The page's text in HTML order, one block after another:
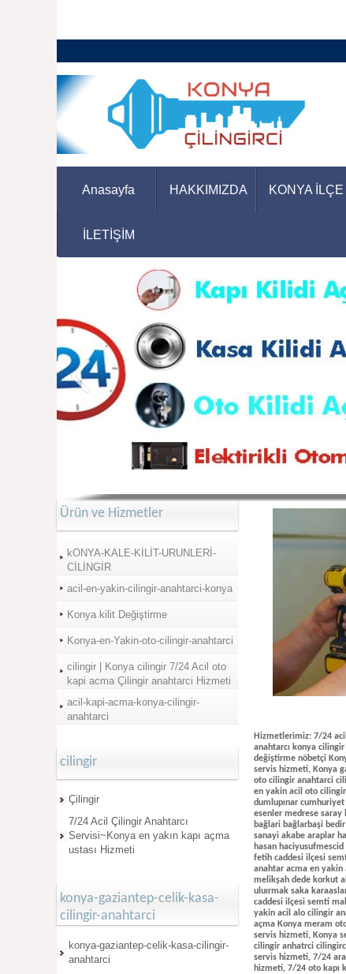
Anasayfa HAKKIMIZDA KONYA
İLETİŞİM
Ürün ve Hizmetler
kONYA-KALE-KİLİT-URUNLERİ-
CİLİNGİR
acil-en-yakin-cilingir-anahtarci-konya
Konya kilit Değiştirme
Konya-en-Yakin-oto-cilingir-anahtarci
cilingir | Konya cilingir 7/24 Acil oto
kapi acma Çilingir anahtarci Hizmeti
acil-kapi-acma-konya-cilingir-
anahtarci
cilingir
Çilingir
7/24 Acil Çilingir Anahtarcı
Servisi~Konya en yakın kapı açma
ustası Hizmeti
konya-gaziantep-celik-kasa-
cilingir-anahtarci
konya-gaziantep-celik-kasa-cilingir-
anahtarci
Hizmetlerimiz: 7/24
anahtarcı konya
değiştirme nöbetçi
servis hizmeti, Konya
oto cilingir anahtarci
en yakin acil oto cilingir
dumlupınar
esenler medrese saray
bağlari bağlarbaşi
sanayi akabe araplar
hasan
fetih caddesi ilçesi
anahtar acma en yakin
melikşah dede korkut
uluırmak saka
caddesi ilçesi semti
yakin acil alo cilingir
açma Konya meram
servis hizmeti, Konya
cilingir anhatrci
servis hizmeti, 7/24
hizmeti, 7/24 oto kapı